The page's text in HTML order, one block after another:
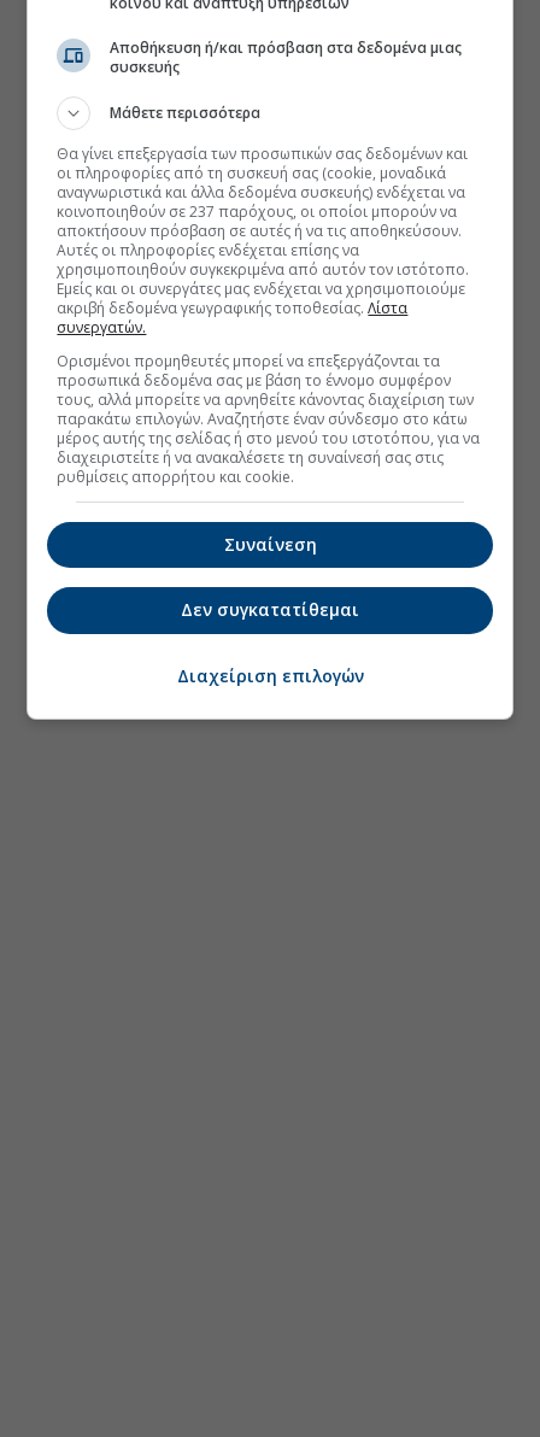
Αποθήκευση ή/και πρόσβαση στα δεδομένα μιας
συσκευής
Μάθετε περισσότερα
Θα γίνει επεξεργασία των προσωπικών σας δεδομένων και
οι πληροφορίες από τη συσκευή σας (cookie, μοναδικά
αναγνωριστικά και άλλα δεδομένα συσκευής) ενδέχεται να
κοινοποιηθούν σε 237 παρόχους, οι οποίοι μπορούν να
αποκτήσουν πρόσβαση σε αυτές ή να τις αποθηκεύσουν.
Αυτές οι πληροφορίες ενδέχεται επίσης να
χρησιμοποιηθούν συγκεκριμένα από αυτόν τον ιστότοπο.
Εμείς και οι συνεργάτες μας ενδέχεται να χρησιμοποιούμε
ακριβή δεδομένα γεωγραφικής τοποθεσίας.Λίστα
συνεργατών.
Ορισμένοι προμηθευτές μπορεί να επεξεργάζονται τα
προσωπικά δεδομένα σας με βάση το έννομο συμφέρον
τους, αλλά μπορείτε να αρνηθείτε κάνοντας διαχείριση των
παρακάτω επιλογών. Αναζητήστε έναν σύνδεσμο στο κάτω
μέρος αυτής της σελίδας ή στο μενού του ιστοτόπου, για να
διαχειριστείτε ή να ανακαλέσετε τη συναίνεσή σας στις
ρυθμίσεις απορρήτου και cookie.
Συναίνεση
Δεν συγκατατίθεμαι
Διαχείριση επιλογών